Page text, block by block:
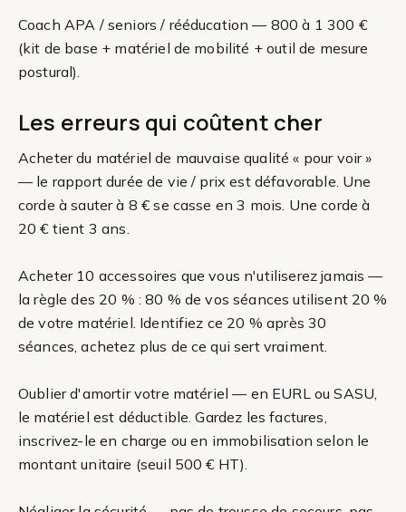
Coach APA / seniors / rééducation — 800 à 1 300 €
(kit de base + matériel de mobilité + outil de mesure
postural).
Les erreurs qui coûtent cher
Acheter du matériel de mauvaise qualité « pour voir »
— le rapport durée de vie / prix est défavorable. Une
corde à sauter à 8 € se casse en 3 mois. Une corde à
20 € tient 3 ans.
Acheter 10 accessoires que vous n'utiliserez jamais —
la règle des 20 % : 80 % de vos séances utilisent 20 %
de votre matériel. Identifiez ce 20 % après 30
séances, achetez plus de ce qui sert vraiment.
Oublier d'amortir votre matériel — en EURL ou SASU,
le matériel est déductible. Gardez les factures,
inscrivez-le en charge ou en immobilisation selon le
montant unitaire (seuil 500 € HT).